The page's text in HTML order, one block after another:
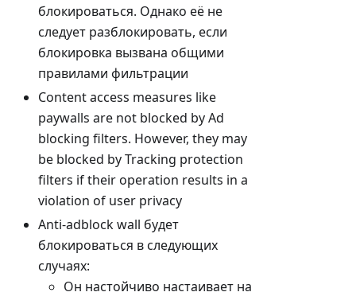
блокироваться. Однако её не
следует разблокировать, если
блокировка вызвана общими
правилами фильтрации
Content access measures like
paywalls are not blocked by Ad
blocking filters. However, they may
be blocked by Tracking protection
filters if their operation results in a
violation of user privacy
Anti-adblock wall будет
блокироваться в следующих
случаях:
Он настойчиво настаивает на